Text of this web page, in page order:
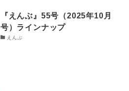
『えんぶ』55号（2025年10月
号）ラインナップ
えんぶ